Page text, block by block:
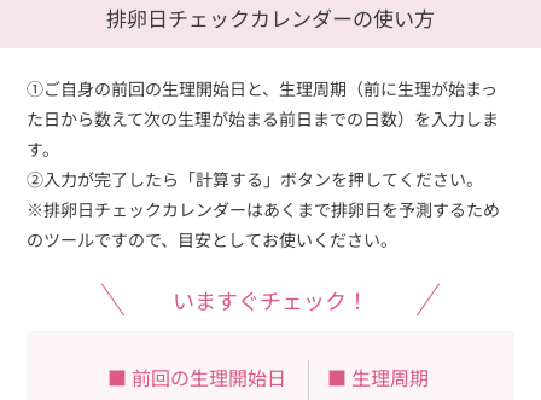
排卵日チェックカレンダーの使い方
①ご自身の前回の生理開始日と、生理周期（前に生理が始まっ
た日から数えて次の生理が始まる前日までの日数）を入力しま
す。
②入力が完了したら「計算する」ボタンを押してください。
※排卵日チェックカレンダーはあくまで排卵日を予測するため
のツールですので、目安としてお使いください。
いますぐチェック！
■ 前回の生理開始日 ■ 生理周期